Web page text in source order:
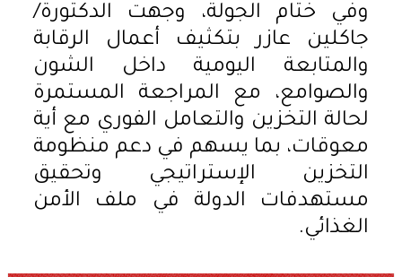
وفي ختام الجولة، وجهت الدكتورة/
جاكلين عازر بتكثيف أعمال الرقابة
والمتابعة اليومية داخل الشون
والصوامع، مع المراجعة المستمرة
لحالة التخزين والتعامل الفوري مع أية
معوقات، بما يسهم في دعم منظومة
التخزين الإستراتيجي وتحقيق
مستهدفات الدولة في ملف الأمن
الغذائي.